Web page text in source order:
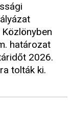
határozat
2026.
tolták ki.